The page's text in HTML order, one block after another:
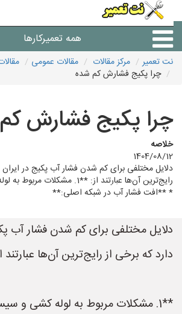
همه تعمیرکارها
شرکت های تعمیرات لوازم
نت تعمیر مرکز مقالات مقالات عمومی
مقالات
چرا پکیج فشارش کم شده
چرا پکیج فشارش
خلاصه
1404/08/12
دلایل مختلفی برای کم شدن فشار آب پکیج در ایران
رایج‌ترین آن‌ها عبارتند از: **1.
* **افت فشار آب در شبکه اصلی:**
دلایل مختلفی برای کم شدن فشار آب
دارد که برخی از رایج‌ترین آن‌ها عبارتند از:
**1. مشکلات مربوط به لوله کشی و سیستم آب:**